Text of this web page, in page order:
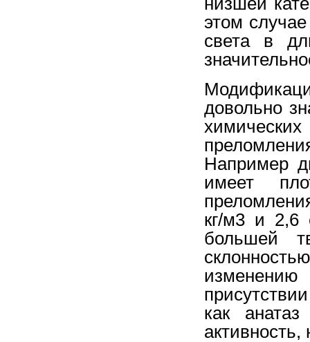
этом
света в
довольно
Например
имеет
кг/м3 и 2,6
большей
как